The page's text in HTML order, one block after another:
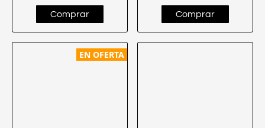
EN OFERTA